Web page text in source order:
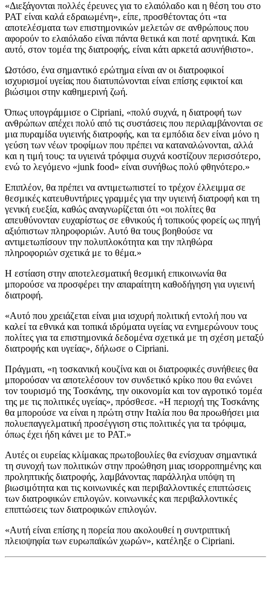
«Διεξάγονται πολλές έρευνες για το ελαιόλαδο και η θέση του στο
PAT είναι καλά εδραιωμένη», είπε, προσθέτοντας ότι «τα
αποτελέσματα των επιστημονικών μελετών σε ανθρώπους που
αφορούν το ελαιόλαδο είναι πάντα θετικά και ποτέ αρνητικά. Και
αυτό, στον τομέα της διατροφής, είναι κάτι αρκετά ασυνήθιστο».
Ωστόσο, ένα σημαντικό ερώτημα είναι αν οι διατροφικοί
ισχυρισμοί υγείας που διατυπώνονται είναι επίσης εφικτοί και
βιώσιμοι στην καθημερινή ζωή.
Όπως υπογράμμισε ο Cipriani, «πολύ συχνά, η διατροφή των
ανθρώπων απέχει πολύ από τις συστάσεις που περιλαμβάνονται σε
μια πυραμίδα υγιεινής διατροφής, και τα εμπόδια δεν είναι μόνο η
γεύση των νέων τροφίμων που πρέπει να καταναλώνονται, αλλά
και η τιμή τους: τα υγιεινά τρόφιμα συχνά κοστίζουν περισσότερο,
ενώ το λεγόμενο «junk food» είναι συνήθως πολύ φθηνότερο.»
Επιπλέον, θα πρέπει να αντιμετωπιστεί το τρέχον έλλειμμα σε
θεσμικές κατευθυντήριες γραμμές για την υγιεινή διατροφή και τη
γενική ευεξία, καθώς αναγνωρίζεται ότι «οι πολίτες θα
απευθύνονταν ευχαρίστως σε εθνικούς ή τοπικούς φορείς ως πηγή
αξιόπιστων πληροφοριών. Αυτό θα τους βοηθούσε να
αντιμετωπίσουν την πολυπλοκότητα και την πληθώρα
πληροφοριών σχετικά με το θέμα.»
Η εστίαση στην αποτελεσματική θεσμική επικοινωνία θα
μπορούσε να προσφέρει την απαραίτητη καθοδήγηση για υγιεινή
διατροφή.
«Αυτό που χρειάζεται είναι μια ισχυρή πολιτική εντολή που να
καλεί τα εθνικά και τοπικά ιδρύματα υγείας να ενημερώνουν τους
πολίτες για τα επιστημονικά δεδομένα σχετικά με τη σχέση μεταξύ
διατροφής και υγείας», δήλωσε ο Cipriani.
Πράγματι, «η τοσκανική κουζίνα και οι διατροφικές συνήθειες θα
μπορούσαν να αποτελέσουν τον συνδετικό κρίκο που θα ενώνει
τον τουρισμό της Τοσκάνης, την οικονομία και τον αγροτικό τομέα
της με τις πολιτικές υγείας», πρόσθεσε. «Η περιοχή της Τοσκάνης
θα μπορούσε να είναι η πρώτη στην Ιταλία που θα προωθήσει μια
πολυεπαγγελματική προσέγγιση στις πολιτικές για τα τρόφιμα,
όπως έχει ήδη κάνει με το PAT.»
Αυτές οι ευρείας κλίμακας πρωτοβουλίες θα ενίσχυαν σημαντικά
τη συνοχή των πολιτικών στην προώθηση μιας ισορροπημένης και
προληπτικής διατροφής, λαμβάνοντας παράλληλα υπόψη τη
βιωσιμότητα και τις κοινωνικές και περιβαλλοντικές επιπτώσεις
των διατροφικών επιλογών. κοινωνικές και περιβαλλοντικές
επιπτώσεις των διατροφικών επιλογών.
«Αυτή είναι επίσης η πορεία που ακολουθεί η συντριπτική
πλειοψηφία των ευρωπαϊκών χωρών», κατέληξε ο Cipriani.